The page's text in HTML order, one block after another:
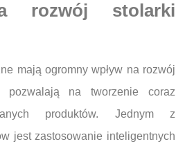
rozwój stolarki
mają ogromny wpływ na rozwój
na tworzenie coraz
produktów. Jednym z
jest zastosowanie inteligentnych